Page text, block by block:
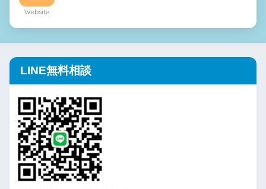
Website
LINE無料相談